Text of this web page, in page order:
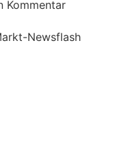
Kommentar
Newsflash